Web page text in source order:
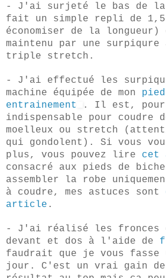
- J'ai surjeté le bas de
fait un simple repli de 1,5
économiser de la
maintenu par une
triple stretch.
- J'ai effectué les
machine équipée de mon
entrainement
. Il est, pour
indispensable pour coudre
moelleux ou stretch
qui gondolent). Si vous
plus, vous pouvez lire cet
consacré aux pieds de
assembler la robe
à coudre, mes astuces sont
article .
- J'ai réalisé les fronces
devant et dos à l'aide de
faudrait que je vous fasse
jour. C'est un vrai gain de